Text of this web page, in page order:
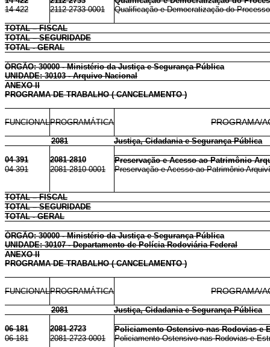
14 422
2112 2733 0001 Qualificação e Democratização do
TOTAL – FISCAL
TOTAL – SEGURIDADE
TOTAL - GERAL
ÓRGÃO: 30000 - Ministério da Justiça e Segurança Pública
UNIDADE: 30103 - Arquivo Nacional
ANEXO II
PROGRAMA DE TRABALHO ( CANCELAMENTO )
FUNCIONALPROGRAMÁTICA PROGRAMA/
2081 Justiça, Cidadania e Segurança Pública
04 391 2081 2810
Preservação e Acesso ao Patrimônio
04 391
2081 2810 0001 Preservação e Acesso ao Patrimônio
TOTAL – FISCAL
TOTAL – SEGURIDADE
TOTAL - GERAL
ÓRGÃO: 30000 - Ministério da Justiça e Segurança Pública
UNIDADE: 30107 - Departamento de Polícia Rodoviária Federal
ANEXO II
PROGRAMA DE TRABALHO ( CANCELAMENTO )
FUNCIONALPROGRAMÁTICA PROGRAMA/
2081 Justiça, Cidadania e Segurança Pública
06 181 2081 2723
Policiamento Ostensivo nas Rodovias e
06 181
2081 2723 0001 Policiamento Ostensivo nas Rodovias e